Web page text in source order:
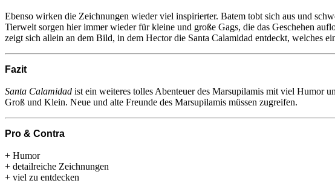
Ebenso wirken die Zeichnungen wieder viel inspirierter. Batem tobt sich aus und
Tierwelt sorgen hier immer wieder für kleine und große Gags, die das Geschehen
zeigt sich allein an dem Bild, in dem Hector die Santa Calamidad entdeckt, welches
Fazit
Santa Calamidad ist ein weiteres tolles Abenteuer des Marsupilamis mit viel Humor
Groß und Klein. Neue und alte Freunde des Marsupilamis müssen zugreifen.
Pro & Contra
+ Humor
+ detailreiche Zeichnungen
+ viel zu entdecken